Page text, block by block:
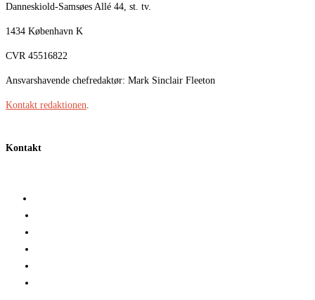
Danneskiold-Samsøes Allé 44, st. tv.
1434 København K
CVR 45516822
Ansvarshavende chefredaktør: Mark Sinclair Fleeton
Kontakt redaktionen
Kontakt